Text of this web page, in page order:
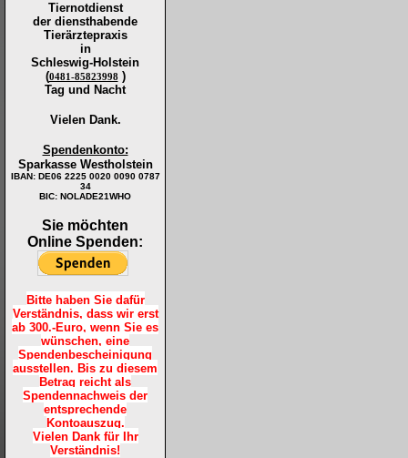
Tiernotdienst
der diensthabende
Tierärztepraxis
in
Schleswig-Holstein
(0481-85823998 )
Tag und Nacht
Vielen Dank.
Spendenkonto:
Sparkasse Westholstein
IBAN: DE06 2225 0020 0090 0787
34
BIC: NOLADE21WHO
Sie möchten
Online Spenden:
Bitte haben Sie dafür
Verständnis, dass wir erst
ab 300.-Euro, wenn Sie es
wünschen, eine
Spendenbescheinigung
ausstellen. Bis zu diesem
Betrag reicht als
Spendennachweis der
entsprechende
Kontoauszug.
Vielen Dank für Ihr
Verständnis!